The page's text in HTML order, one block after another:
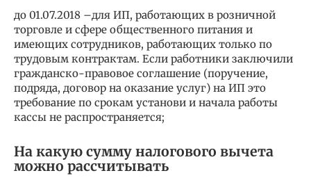
до 01.07.2018 –для ИП, работающих в розничной
торговле и сфере общественного питания и
имеющих сотрудников, работающих только по
трудовым контрактам. Если работники заключили
гражданско-правовое соглашение (поручение,
подряда, договор на оказание услуг) на ИП это
требование по срокам установи и начала работы
кассы не распространяется;
На какую сумму налогового вычета
можно рассчитывать